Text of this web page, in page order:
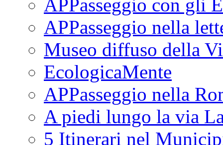
APPasseggio con gli
APPasseggio nella
Museo diffuso della
EcologicaMente
APPasseggio nella
A piedi lungo la via
5 Itinerari nel